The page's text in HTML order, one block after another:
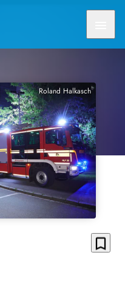
Roland Halkasch
bookmark_border